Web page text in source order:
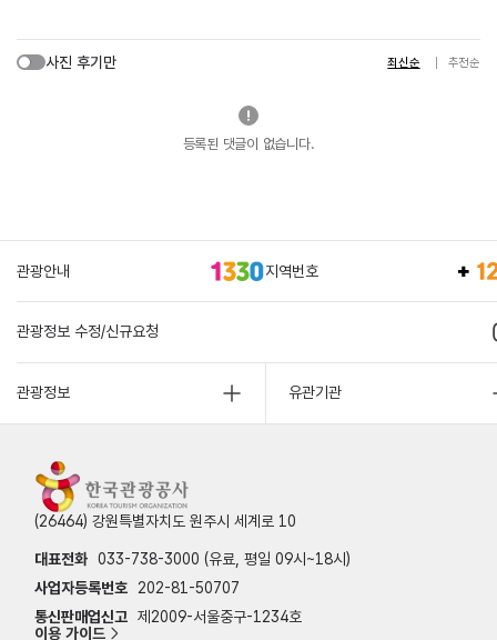
사진 후기만 최신순 추천순
등록된 댓글이 없습니다.
관광안내 지역번호
관광정보 수정/신규요청
관광정보 유관기관
(26464) 강원특별자치도 원주시 세계로 10
대표전화 033-738-3000 (유료, 평일 09시~18시)
사업자등록번호
202-81-50707
통신판매업신고 제2009-서울중구-1234호
이용 가이드